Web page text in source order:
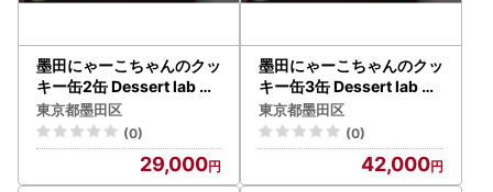
墨田にゃーこちゃんのクッ
キー缶2缶 Dessert lab ク
ッキー 詰め合わせ 缶 可愛
い 猫 グッズ ギフト プレゼ
ント 贈答 贈答用 贈答品 贈
り物 お祝い スイーツ 焼き
東京都墨田区
(0)
29,000
墨田にゃーこちゃんのクッ
キー缶3缶 Dessert lab ク
ッキー 詰め合わせ 缶 可愛
い 猫 グッズ ギフト プレゼ
ント 贈答 贈答用 贈答品 贈
り物 お祝い スイーツ 焼き
東京都墨田区
(0)
42,000